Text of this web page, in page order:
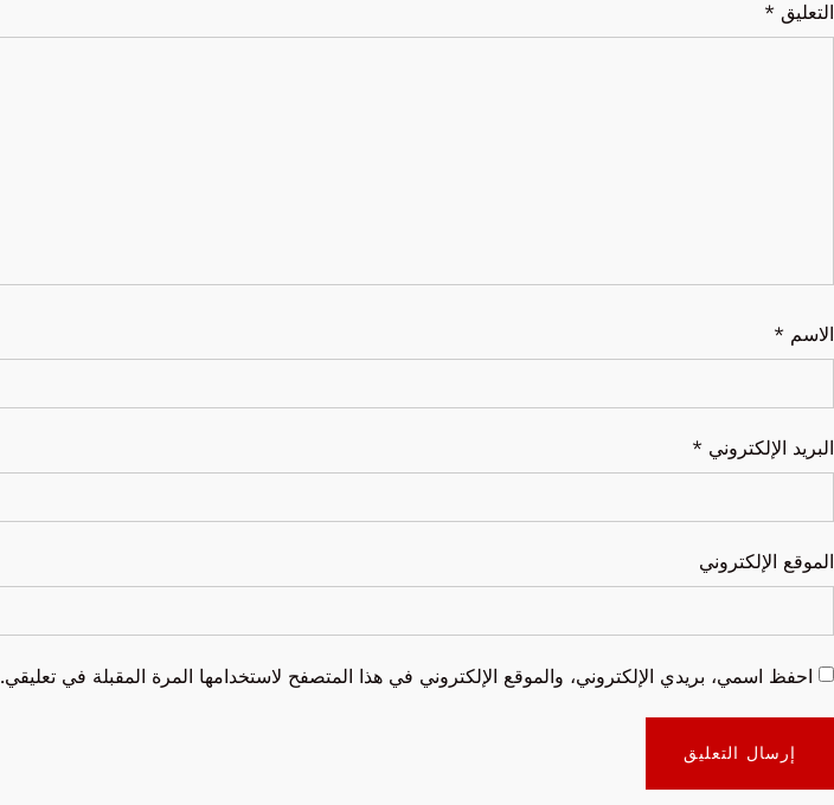
التعليق *
الاسم *
البريد الإلكتروني *
الموقع الإلكتروني
احفظ اسمي، بريدي الإلكتروني، والموقع الإلكتروني في هذا المتصفح لاستخدامها المرة المقبلة في تعليقي.